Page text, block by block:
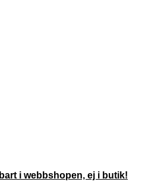
i webbshopen, ej i butik!